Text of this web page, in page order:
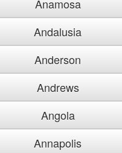
Anamosa
Andalusia
Anderson
Andrews
Angola
Annapolis